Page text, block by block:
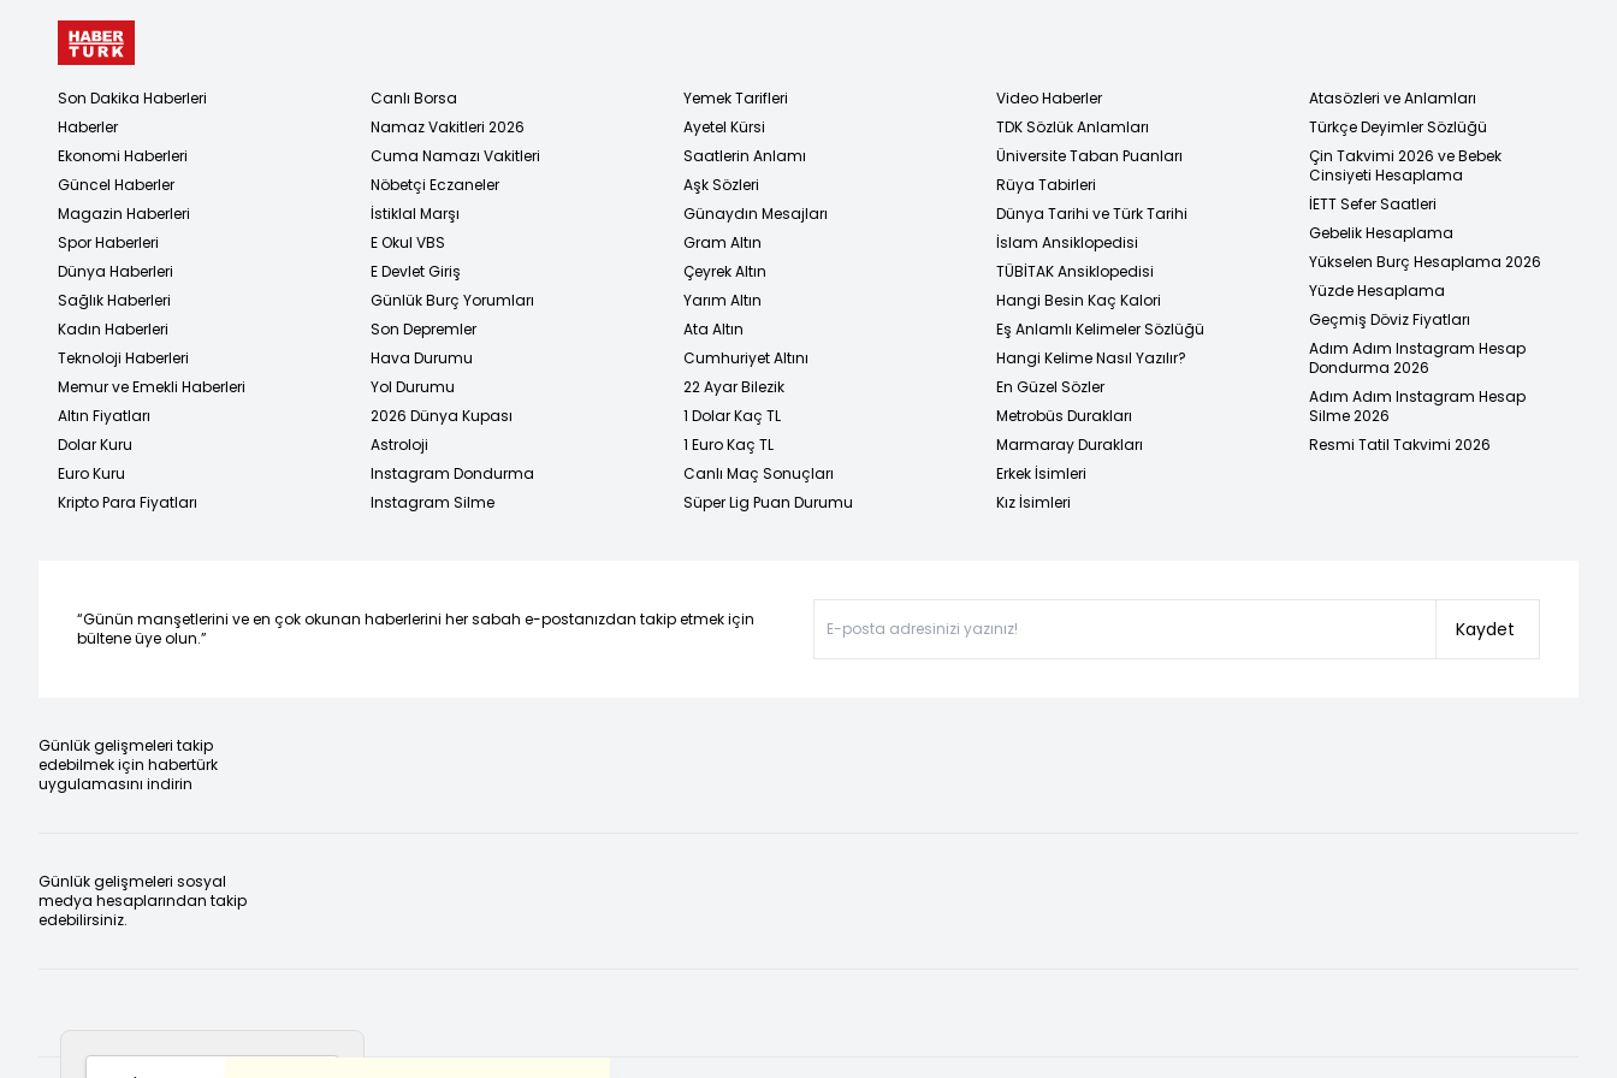
Son Dakika Haberleri
Haberler
Ekonomi Haberleri
Güncel Haberler
Magazin Haberleri
Spor Haberleri
Dünya Haberleri
Sağlık Haberleri
Kadın Haberleri
Teknoloji Haberleri
Memur ve Emekli Haberleri
Altın Fiyatları
Dolar Kuru
Euro Kuru
Kripto Para Fiyatları
Canlı Borsa
Namaz Vakitleri 2026
Cuma Namazı Vakitleri
Nöbetçi Eczaneler
İstiklal Marşı
E Okul VBS
E Devlet Giriş
Günlük Burç Yorumları
Son Depremler
Hava Durumu
Yol Durumu
2026 Dünya Kupası
Astroloji
Instagram Dondurma
Instagram Silme
Yemek Tarifleri
Ayetel Kürsi
Saatlerin Anlamı
Aşk Sözleri
Günaydın Mesajları
Gram Altın
Çeyrek Altın
Yarım Altın
Ata Altın
Cumhuriyet Altını
22 Ayar Bilezik
1 Dolar Kaç TL
1 Euro Kaç TL
Canlı Maç Sonuçları
Süper Lig Puan Durumu
Video Haberler
TDK Sözlük Anlamları
Üniversite Taban Puanları
Rüya Tabirleri
Dünya Tarihi ve Türk Tarihi
İslam Ansiklopedisi
TÜBİTAK Ansiklopedisi
Hangi Besin Kaç Kalori
Eş Anlamlı Kelimeler Sözlüğü
Hangi Kelime Nasıl Yazılır?
En Güzel Sözler
Metrobüs Durakları
Marmaray Durakları
Erkek İsimleri
Kız İsimleri
Atasözleri ve Anlamları
Türkçe Deyimler Sözlüğü
Çin Takvimi 2026 ve Bebek
Cinsiyeti Hesaplama
İETT Sefer Saatleri
Gebelik Hesaplama
Yükselen Burç Hesaplama 2026
Yüzde Hesaplama
Geçmiş Döviz Fiyatları
Adım Adım Instagram Hesap
Dondurma 2026
Adım Adım Instagram Hesap
Silme 2026
Resmi Tatil Takvimi 2026
“Günün manşetlerini ve en çok okunan haberlerini her sabah e-postanızdan takip etmek için
bültene üye olun.”
Kaydet
Günlük gelişmeleri takip
edebilmek için habertürk
uygulamasını indirin
Günlük gelişmeleri sosyal
medya hesaplarından takip
edebilirsiniz.